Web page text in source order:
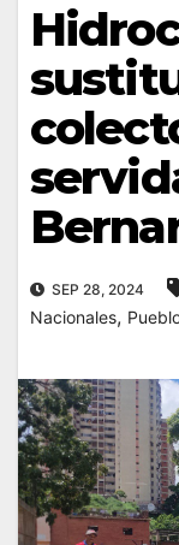
SEP 28, 2024
Nacionales,